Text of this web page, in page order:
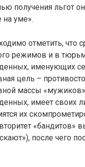
получения льгот
на уме».
отметить, что
режимов и в
именующих
цель –
массы «мужиков»,
имеет своих
их
после чего